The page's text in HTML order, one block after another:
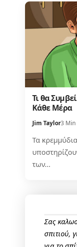
Τι θα
Κάθε Μέρα
Jim Taylor3 Min
Τα
των…
Σας
σπιτιού,